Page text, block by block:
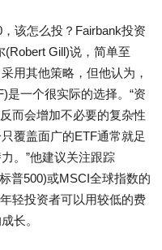
该怎么投？Fairbank投资
(Robert Gill)说，简单至
用其他策略，但他认为，
是一个很实际的选择。“资
而会增加不必要的复杂性
覆盖面广的ETF通常就足
。”他建议关注跟踪
普500)或MSCI全球指数的
轻投资者可以用较低的费
长。